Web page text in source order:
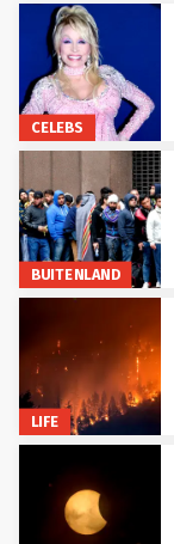
CELEBS
BUITENLAND
LIFE